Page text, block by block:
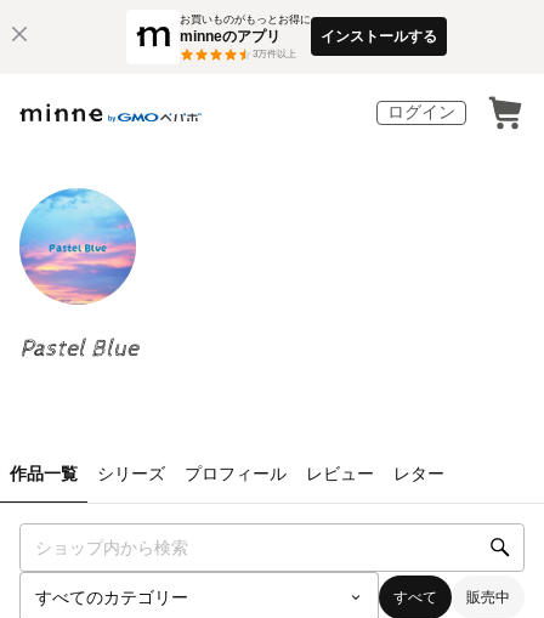
お買いものがもっとお得に
minneのアプリ
3万件以上
インストールする
ログイン
Pastel Blue
作品一覧 シリーズ プロフィール レビュー レター
すべて 販売中